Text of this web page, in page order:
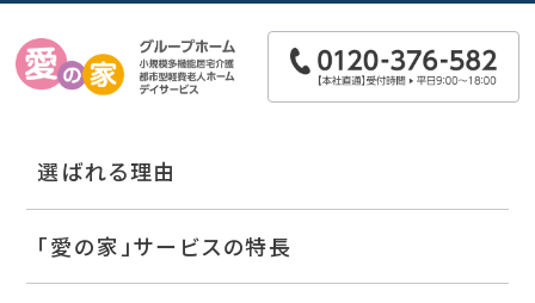
選ばれる理由
「愛の家」サービスの特長